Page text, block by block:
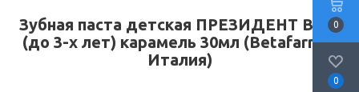
Зубная паста детская ПРЕЗИДЕНТ Baby
(до 3-х лет) карамель 30мл (Betafarma/
Италия)
0
0